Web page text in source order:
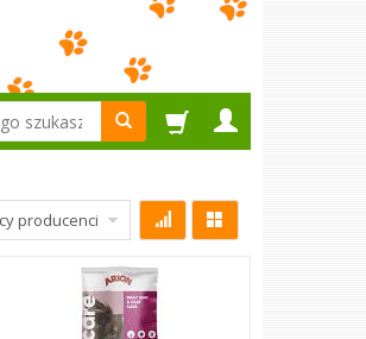
Wyszukaj